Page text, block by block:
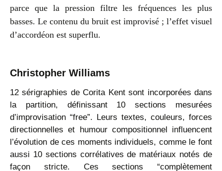
parce que la pression filtre les fréquences les plus
basses. Le contenu du bruit est improvisé ; l’effet visuel
d’accordéon est superflu.
Christopher Williams
12 sérigraphies de Corita Kent sont incorporées dans
la partition, définissant 10 sections mesurées
d’improvisation “free”. Leurs textes, couleurs, forces
directionnelles et humour compositionnel influencent
l’évolution de ces moments individuels, comme le font
aussi 10 sections corrélatives de matériaux notés de
façon stricte. Ces sections “complètement